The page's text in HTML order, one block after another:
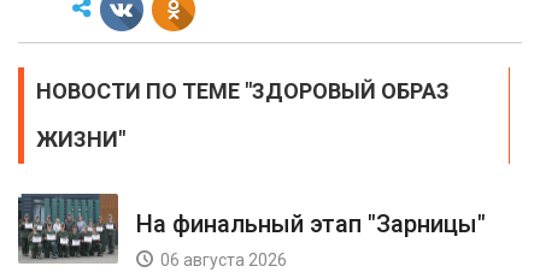
НОВОСТИ ПО ТЕМЕ "ЗДОРОВЫЙ ОБРАЗ
ЖИЗНИ"
На финальный этап "Зарницы"
06 августа 2026